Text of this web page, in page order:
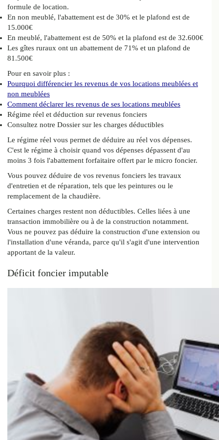
formule de location.
En non meublé, l'abattement est de 30% et le plafond est de
15.000€
En meublé, l'abattement est de 50% et la plafond est de 32.600€
Les gîtes ruraux ont un abattement de 71% et un plafond de
81.500€
Pour en savoir plus :
Pourquoi différencier les revenus de vos locations meublées et
non meublées
Comment déclarer les revenus de ses locations meublées
Régime réel et déduction sur revenus fonciers
Consultez notre Dossier sur les charges déductibles
Le régime réel vous permet de déduire au réel vos dépenses.
C'est le régime à choisir quand vos dépenses dépassent d'au
moins 3 fois l'abattement forfaitaire offert par le micro foncier.
Vous pouvez déduire de vos revenus fonciers les travaux
d'entretien et de réparation, tels que les peintures ou le
remplacement de la chaudière.
Certaines charges restent non déductibles. Celles liées à une
transaction immobilière ou à de la construction notamment.
Vous ne pouvez pas déduire la construction d'une extension ou
l'installation d'une véranda, parce qu'il s'agit d'une intervention
apportant de la valeur.
Déficit foncier imputable